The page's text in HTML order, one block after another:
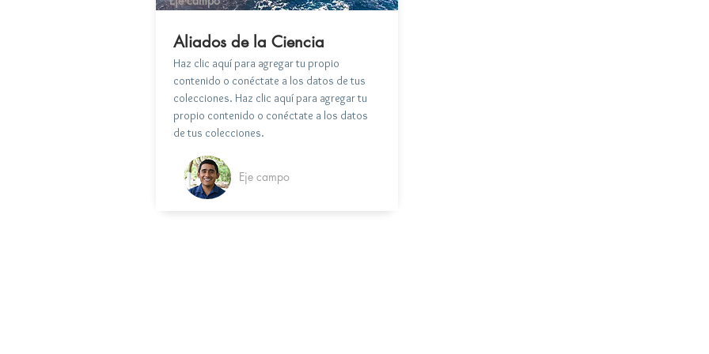
Aliados de la Ciencia
Haz clic aquí para agregar tu propio
contenido o conéctate a los datos de tus
colecciones. Haz clic aquí para agregar tu
propio contenido o conéctate a los datos
de tus colecciones.
Eje campo